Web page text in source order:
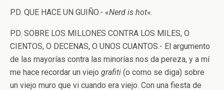
P.D. QUE HACE UN GUIÑO.- «Nerd is hot«.
P.D. SOBRE LOS MILLONES CONTRA LOS MILES, O
CIENTOS, O DECENAS, O UNOS CUANTOS.- El argumento
de las mayorías contra las minorías nos da pereza, y a mí
me hace recordar un viejo grafiti (o como se diga) sobre
un viejo muro que vi cuando era viejo. Con una fiesta de